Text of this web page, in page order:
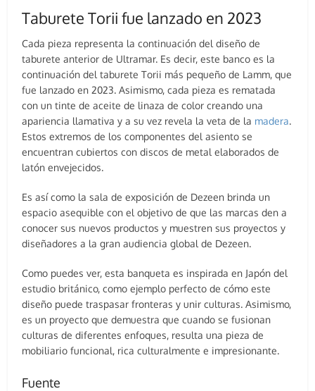
Taburete Torii fue lanzado en 2023
Cada pieza representa la continuación del diseño de
taburete anterior de Ultramar. Es decir, este banco es la
continuación del taburete Torii más pequeño de Lamm, que
fue lanzado en 2023. Asimismo, cada pieza es rematada
con un tinte de aceite de linaza de color creando una
apariencia llamativa y a su vez revela la veta de la madera.
Estos extremos de los componentes del asiento se
encuentran cubiertos con discos de metal elaborados de
latón envejecidos.
Es así como la sala de exposición de Dezeen brinda un
espacio asequible con el objetivo de que las marcas den a
conocer sus nuevos productos y muestren sus proyectos y
diseñadores a la gran audiencia global de Dezeen.
Como puedes ver, esta banqueta es inspirada en Japón del
estudio británico, como ejemplo perfecto de cómo este
diseño puede traspasar fronteras y unir culturas. Asimismo,
es un proyecto que demuestra que cuando se fusionan
culturas de diferentes enfoques, resulta una pieza de
mobiliario funcional, rica culturalmente e impresionante.
Fuente